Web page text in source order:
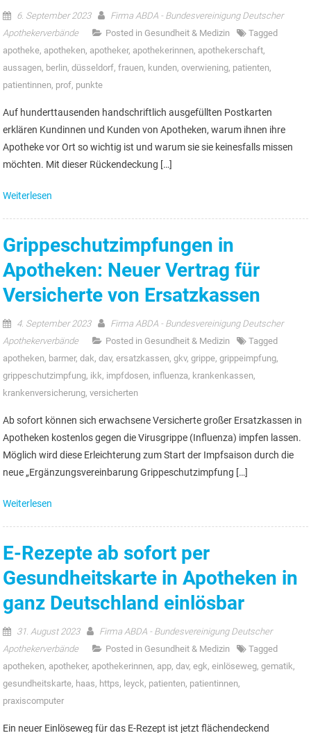
6. September 2023
Firma ABDA - Bundesvereinigung Deutscher
Apothekerverbände
Posted in Gesundheit & Medizin
Tagged
apotheke, apotheken, apotheker, apothekerinnen, apothekerschaft,
aussagen, berlin,düsseldorf,frauen, kunden,overwiening, patienten,
patientinnen, prof, punkte
Auf hunderttausenden handschriftlich ausgefüllten Postkarten
erklären Kundinnen und Kunden von Apotheken, warum ihnen ihre
Apotheke vor Ort so wichtig ist und warum sie sie keinesfalls missen
möchten. Mit dieser Rückendeckung […]
Weiterlesen
Grippeschutzimpfungen in
Apotheken: Neuer Vertrag für
Versicherte von Ersatzkassen
4. September 2023
Firma ABDA - Bundesvereinigung Deutscher
Apothekerverbände
Posted in Gesundheit & Medizin
Tagged
apotheken, barmer,dak,dav,ersatzkassen,gkv,grippe,grippeimpfung,
grippeschutzimpfung, ikk, impfdosen, influenza, krankenkassen,
krankenversicherung,versicherten
Ab sofort können sich erwachsene Versicherte großer Ersatzkassen in
Apotheken kostenlos gegen die Virusgrippe (Influenza) impfen lassen.
Möglich wird diese Erleichterung zum Start der Impfsaison durch die
neue „Ergänzungsvereinbarung Grippeschutzimpfung […]
Weiterlesen
E-Rezepte ab sofort per
Gesundheitskarte in Apotheken in
ganz Deutschland einlösbar
31. August 2023
Firma ABDA - Bundesvereinigung Deutscher
Apothekerverbände
Posted in Gesundheit & Medizin
Tagged
apotheken, apotheker, apothekerinnen, app,dav,egk,einlöseweg,gematik,
gesundheitskarte, haas, https, leyck, patienten, patientinnen,
praxiscomputer
Ein neuer Einlöseweg für das E-Rezept ist jetzt flächendeckend